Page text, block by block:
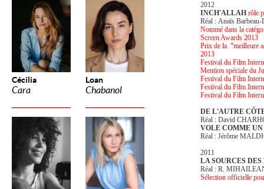
Cécilia
Cara
Loan
Chabanol
2012
INCH'ALLAH rôle
Réal : Anaïs Barbeau-
Nommé dans la
Screen Awards 2013
Prix de la "meilleure
2013
Festival du Film
Mention spéciale du
Festival du Film
Festival du Film
Festival du Film
DE L'AUTRE
Réal : David
VOLE COMME
Réal : Jérôme
2011
LA SOURCES DES
Réal : R.
Sélection officielle